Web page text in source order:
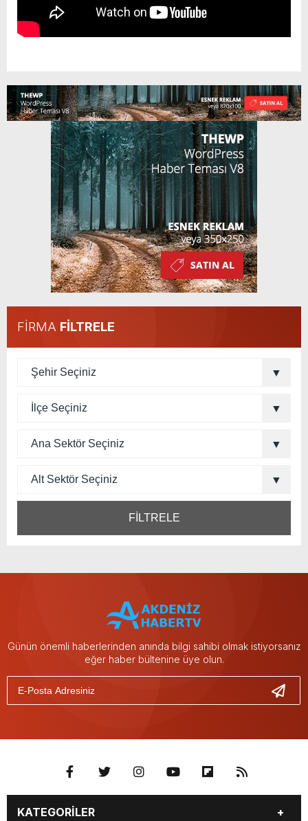
FİRMA FİLTRELE
FİLTRELE
Günün önemli haberlerinden anında bilgi sahibi olmak istiyorsanız
eğer haber bültenine üye olun.
KATEGORİLER